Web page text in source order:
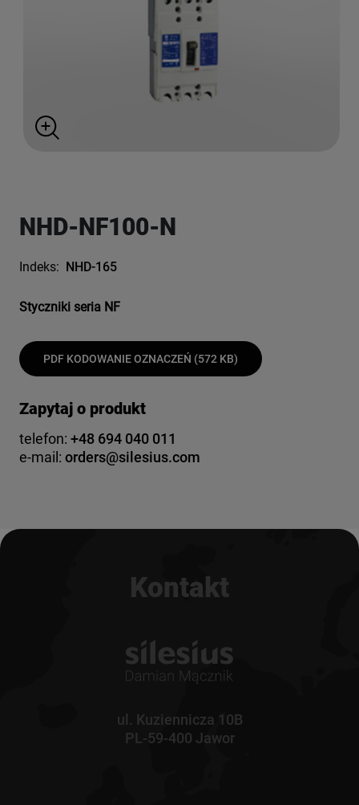
NHD-NF100-N
Indeks: NHD-165
Styczniki seria NF
PDF KODOWANIE OZNACZEŃ (572 KB)
Zapytaj o produkt
telefon: +48 694 040 011
e-mail: orders@silesius.com
Kontakt
ul. Kuziennicza 10B
PL-59-400 Jawor